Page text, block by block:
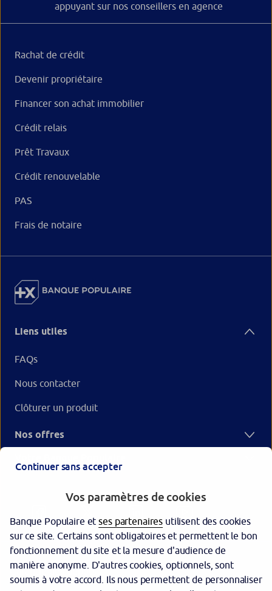
appuyant sur nos conseillers en agence
Rachat de crédit
Devenir propriétaire
Financer son achat immobilier
Crédit relais
Prêt Travaux
Crédit renouvelable
PAS
Frais de notaire
Liens utiles
FAQs
Nous contacter
Clôturer un produit
Nos offres
Garantie des dépôts
Continuer sans accepter
Vos paramètres de cookies
Banque Populaire etses partenaires utilisent des cookies
sur ce site. Certains sont obligatoires et permettent le bon
fonctionnement du site et la mesure d'audience de
manière anonyme. D'autres cookies, optionnels, sont
soumis à votre accord. Ils nous permettent de personnaliser